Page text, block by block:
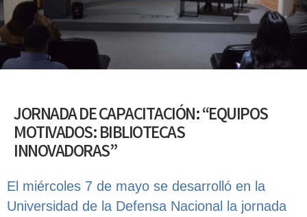
JORNADA DE CAPACITACIÓN: “EQUIPOS
MOTIVADOS: BIBLIOTECAS
INNOVADORAS”
El miércoles 7 de mayo se desarrolló en la
Universidad de la Defensa Nacional la jornada